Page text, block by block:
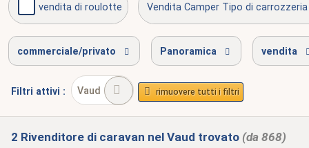
vendita di roulotte Vendita Camper Tipo di carrozzeria
riparazione camper riparazione incidente
commerciale/privato Panoramica vendita
Filtri attivi : Vaud rimuovere tutti i filtri
2 Rivenditore di caravan nel Vaud trovato (da 868)